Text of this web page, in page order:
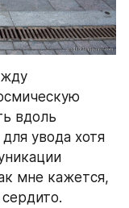
вдоль
увода хотя
мне кажется,